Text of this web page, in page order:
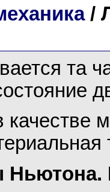
/
та
качестве
Ньютона.